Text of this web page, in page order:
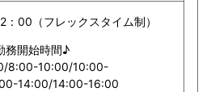
：00（フレックスタイム制）
務開始時間♪
8:00-10:00/10:00-
14:00/14:00-16:00